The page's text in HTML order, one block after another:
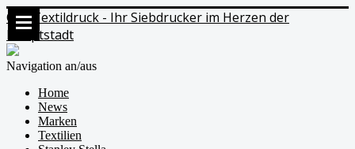
Ods Textildruck - Ihr Siebdrucker im Herzen der
Hauptstadt
Navigation an/aus
Home
News
Marken
Textilien